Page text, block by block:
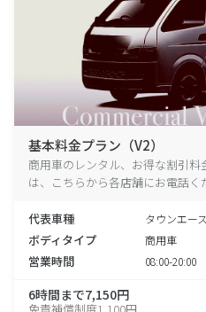
基本料金プラン（V2）
商用車のレンタル、お得な割引
は、こちらから各店舗にお電話く
代表車種 タウンエー
ボディタイプ 商用車
営業時間 08:00-20:00
6時間まで7,150円
免責補償制度1,100円